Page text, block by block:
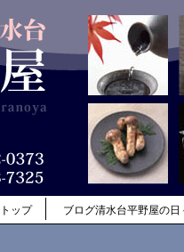
ップ ブログ清水台平野屋の日